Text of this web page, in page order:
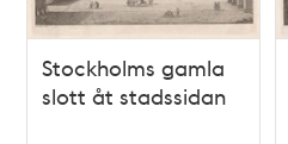
Stockholms gamla
slott åt stadssidan